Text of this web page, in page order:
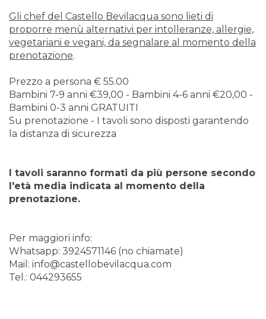
Gli chef del Castello Bevilacqua sono lieti di
proporre menù alternativi per intolleranze, allergie,
vegetariani e vegani, da segnalare al momento della
prenotazione.
Prezzo a persona € 55.00
Bambini 7-9 anni €39,00 - Bambini 4-6 anni €20,00 -
Bambini 0-3 anni GRATUITI
Su prenotazione - I tavoli sono disposti garantendo
la distanza di sicurezza
I tavoli saranno formati da più persone secondo
l'età media indicata al momento della
prenotazione.
Per maggiori info:
Whatsapp: 3924571146 (no chiamate)
Mail: info@castellobevilacqua.com
Tel.: 044293655